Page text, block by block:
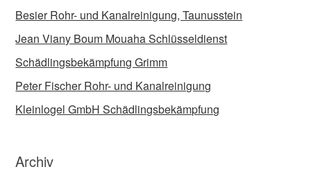
Besier Rohr- und Kanalreinigung, Taunusstein
Jean Viany Boum Mouaha Schlüsseldienst
Schädlingsbekämpfung Grimm
Peter Fischer Rohr- und Kanalreinigung
Kleinlogel GmbH Schädlingsbekämpfung
Archiv